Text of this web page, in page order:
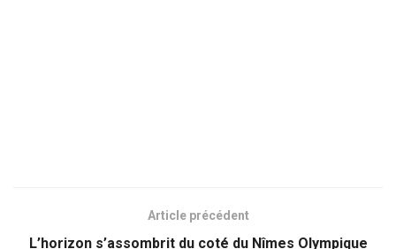
Article précédent
L’horizon s’assombrit du coté du Nîmes Olympique